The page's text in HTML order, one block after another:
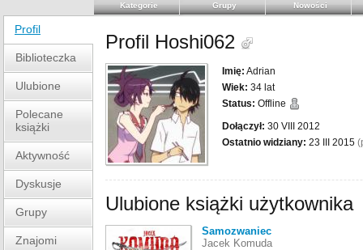
Kategorie Grupy Nowości
Profil
Biblioteczka
Ulubione
Polecane
książki
Aktywność
Dyskusje
Grupy
Znajomi
Profil Hoshi062
Imię: Adrian
Wiek: 34 lat
Status: Offline
Dołączył: 30 VIII 2012
Ostatnio widziany: 23 III 2015
Ulubione książki użytkownika
Samozwaniec
Jacek Komuda